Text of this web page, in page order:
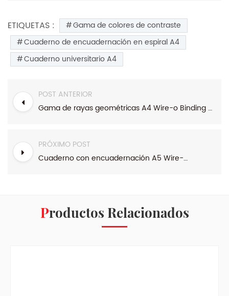
ETIQUETAS :
Gama de colores de contraste
Cuaderno de encuadernación en espiral A4
Cuaderno universitario A4
POST ANTERIOR
Gama de rayas geométricas A4 Wire-o Binding College Notebook
PRÓXIMO POST
Cuaderno con encuadernación A5 Wire-o Fashion Winter Range
Productos Relacionados